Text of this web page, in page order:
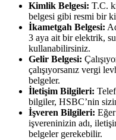
Kimlik Belgesi: T.C.
belgesi gibi resmi bir
İkametgah Belgesi:
3 aya ait bir elektrik,
kullanabilirsiniz.
Gelir Belgesi:
çalışıyorsanız vergi
belgeler.
İletişim Bilgileri:
bilgiler, HSBC’nin
İşveren Bilgileri:
işvereninizin adı,
belgeler gerekebilir.